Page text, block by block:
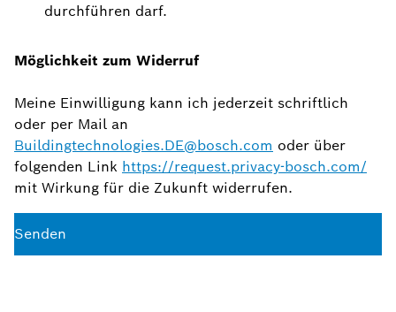
durchführen darf.
Möglichkeit zum Widerruf
Meine Einwilligung kann ich jederzeit schriftlich
oder per Mail an
Buildingtechnologies.DE@bosch.com oder über
folgenden Link https://request.privacy-bosch.com/
mit Wirkung für die Zukunft widerrufen.
Senden